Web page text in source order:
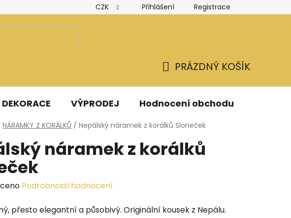
Hodnocení obchodu Obchodní podmínky
CZK Přihlášení Registrace
KOŠÍK
PRÁZDNÝ KOŠÍK
DEKORACE VÝPRODEJ Hodnocení obchodu
NÁRAMKY Z KORÁLKŮ / Nepálský náramek z korálků Sloneček
náramek z korálků
Podrobnosti hodnocení
přesto elegantní a působivý. Originální kousek z Nepálu.